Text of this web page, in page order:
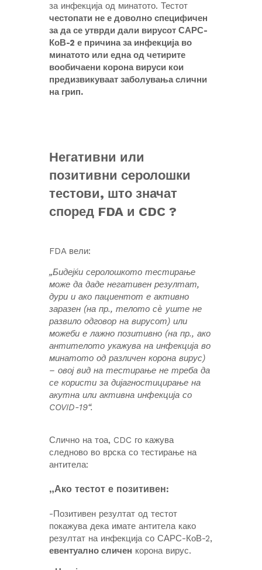
за инфекција од минатото. Тестот
честопати не е доволно специфичен
за да се утврди дали вирусот САРС-
КоВ-2 е причина за инфекција во
минатото или една од четирите
вообичаени корона вируси кои
предизвикуваат заболувања слични
на грип.
Негативни или
позитивни серолошки
тестови, што значат
според FDA и CDC ?
FDA вели:
„Бидејќи серолошкото тестирање
може да даде негативен резултат,
дури и ако пациентот е активно
заразен (на пр., телото сè уште не
развило одговор на вирусот) или
можеби е лажно позитивно (на пр., ако
антителото укажува на инфекција во
минатото од различен корона вирус)
– овој вид на тестирање не треба да
се користи за дијагностицирање на
акутна или активна инфекција со
COVID-19“.
Слично на тоа, CDC го кажува
следново во врска со тестирање на
антитела:
„Ако тестот е позитивен:
-Позитивен резултат од тестот
покажува дека имате антитела како
резултат на инфекција со САРС-КоВ-2,
евентуално сличен корона вирус.